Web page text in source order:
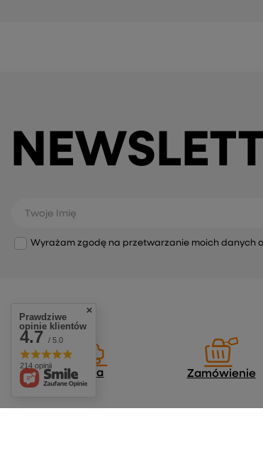
Twoje Imię
Wyrażam zgodę na przetwarzanie moich danych
Dostawa Zamówienie
Prawdziwe
opinie klientów
4.7 / 5.0
214 opinii